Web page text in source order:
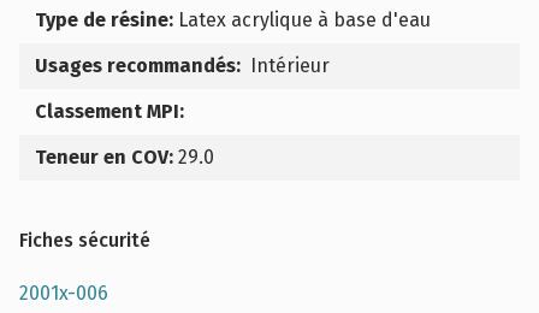
Type de résine: Latex acrylique à base d'eau
Usages recommandés: Intérieur
Classement MPI:
Teneur en COV: 29.0
Fiches sécurité
2001x-006